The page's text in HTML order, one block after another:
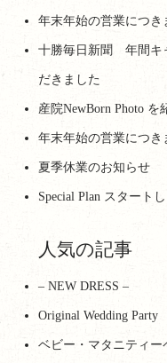
年末年始の営業につき
十勝毎日新聞 年間キ
だきました
産院NewBorn Photo
年末年始の営業につき
夏季休業のお知らせ
Special Plan スタート
人気の記事
– NEW DRESS –
Original Wedding Party
ベビー・マタニティー